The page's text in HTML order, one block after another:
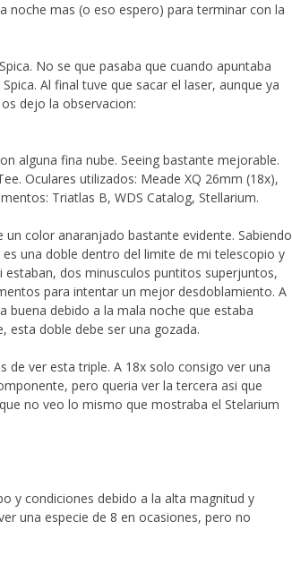
noche mas (o eso espero) para terminar con la
No se que pasaba que cuando apuntaba
Al final tuve que sacar el laser, aunque ya
dejo la observacion:
alguna fina nube. Seeing bastante mejorable.
Oculares utilizados: Meade XQ 26mm (18x),
Triatlas B, WDS Catalog, Stellarium.
un color anaranjado bastante evidente. Sabiendo
una doble dentro del limite de mi telescopio y
dos minusculos puntitos superjuntos,
para intentar un mejor desdoblamiento. A
buena debido a la mala noche que estaba
esta doble debe ser una gozada.
de ver esta triple. A 18x solo consigo ver una
pero queria ver la tercera asi que
no veo lo mismo que mostraba el Stelarium
y condiciones debido a la alta magnitud y
una especie de 8 en ocasiones, pero no